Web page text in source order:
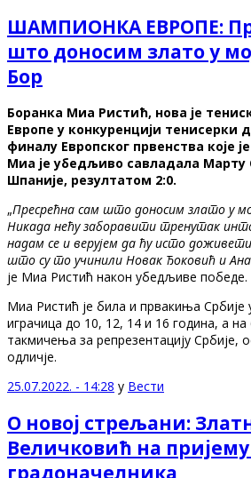
ШАМПИОНКА ЕВРОПЕ:
што доносим злато у
Бор
Боранка Миа Ристић, нова је
Европе у конкуренцији тенисерки
финалу Европског првенства које
Миа је убедљиво савладала Марту
Шпаније, резултатом 2:0.
„Пресрећна сам што доносим злато у
Никада нећу заборавити тренутак
надам се и верујем да ћу исто
што су то учинили Новак Ђоковић и
је Миа Ристић након убедљиве победе.
Миа Ристић је била и првакиња Србије
играчица до 10, 12, 14 и 16 година, а на
такмичења за репрезентацију Србије,
одличје.
25.07.2022. - 14:28 у Вести
О новој стрељани:
Величковић на
градоначелника